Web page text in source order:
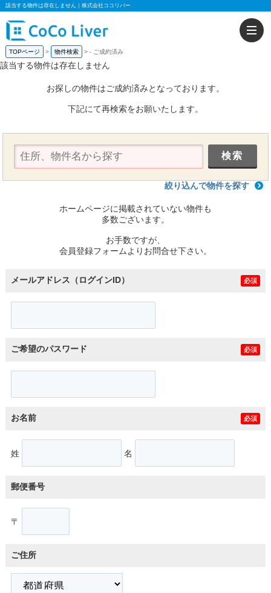
該当する物件は存在しません｜株式会社ココリバー
TOPページ 物件検索 - ご成約済み
該当する物件は存在しません
お探しの物件はご成約済みとなっております。
下記にて再検索をお願いたします。
絞り込んで物件を探す
ホームページに掲載されていない物件も
多数ございます。
お手数ですが、
会員登録フォームよりお問合せ下さい。
メールアドレス（ログインID） 必須
ご希望のパスワード 必須
お名前 必須
姓 名
郵便番号
〒
ご住所